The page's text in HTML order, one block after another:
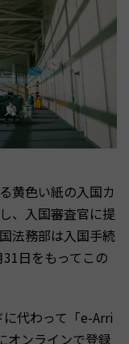
黄色い紙の入国カ
、入国審査官に提
法務部は入国手続
日をもってこの
代わって「e-Arri
オンラインで登録